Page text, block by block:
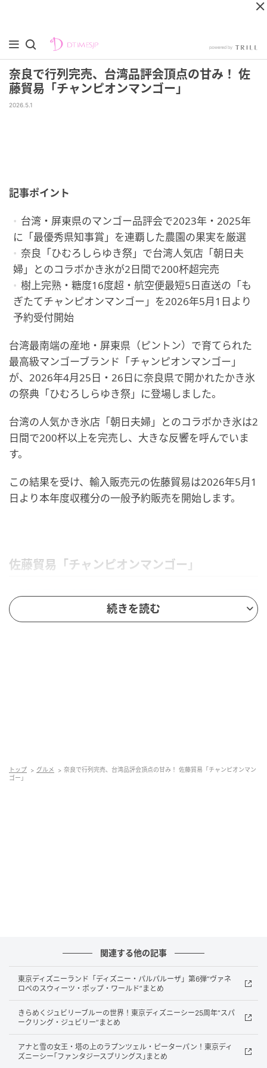
奈良で行列完売、台湾品評会頂点の甘み！ 佐
藤貿易「チャンピオンマンゴー」
2026.5.1
記事ポイント
台湾・屏東県のマンゴー品評会で2023年・2025年
に「最優秀県知事賞」を連覇した農園の果実を厳選
奈良「ひむろしらゆき祭」で台湾人気店「朝日夫
婦」とのコラボかき氷が2日間で200杯超完売
樹上完熟・糖度16度超・航空便最短5日直送の「も
ぎたてチャンピオンマンゴー」を2026年5月1日より
予約受付開始
台湾最南端の産地・屏東県（ピントン）で育てられた
最高級マンゴーブランド「チャンピオンマンゴー」
が、2026年4月25日・26日に奈良県で開かれたかき氷
の祭典「ひむろしらゆき祭」に登場しました。
台湾の人気かき氷店「朝日夫婦」とのコラボかき氷は2
日間で200杯以上を完売し、大きな反響を呼んでいま
す。
この結果を受け、輸入販売元の佐藤貿易は2026年5月1
日より本年度収穫分の一般予約販売を開始します。
佐藤貿易「チャンピオンマンゴー」
5,900名の生産者が競う屏東県のマンゴー品評会にお
いて、2023年と2025年の2度にわたり「最優秀県知事
賞」を受賞した農園の果実だけを厳選しており、台湾
国内でも流通量が限られた希少品です。
このブランドの核心にあるのが、樹上完熟へのこだわ
続きを読む
トップ グルメ
奈良で行列完売、台湾品評会頂点の甘み！ 佐藤貿易「チャンピオンマン
ゴー」
関連する他の記事
東京ディズニーランド「ディズニー・パルパルーザ」第6弾“ヴァネ
ロペのスウィーツ・ポップ・ワールド”まとめ
きらめくジュビリーブルーの世界！東京ディズニーシー25周年“スパ
ークリング・ジュビリー”まとめ
アナと雪の女王・塔の上のラプンツェル・ピーターパン！東京ディ
ズニーシー｢ファンタジースプリングス｣まとめ